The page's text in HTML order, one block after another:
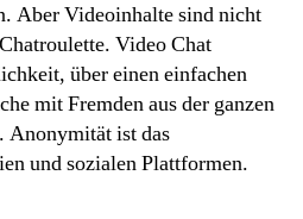
Aber Videoinhalte sind nicht
Video Chat
über einen einfachen
mit Fremden aus der ganzen
Anonymität ist das
und sozialen Plattformen.